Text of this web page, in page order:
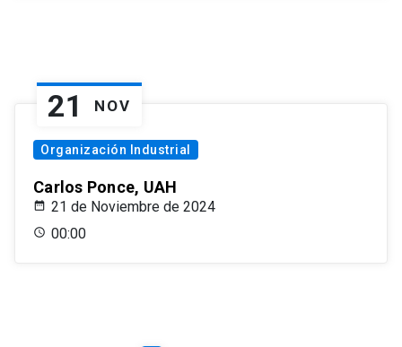
21 NOV
Organización Industrial
Carlos Ponce, UAH
21 de Noviembre de 2024
00:00